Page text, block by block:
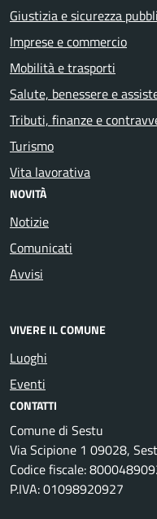
Giustizia e sicurezza
Imprese e commercio
Mobilità e trasporti
Salute, benessere e
Tributi, finanze e
Turismo
Vita lavorativa
NOVITÀ
Notizie
Comunicati
Avvisi
VIVERE IL COMUNE
Luoghi
Eventi
CONTATTI
Comune di Sestu
Via Scipione 1 09028,
Codice fiscale:
P.IVA: 01098920927